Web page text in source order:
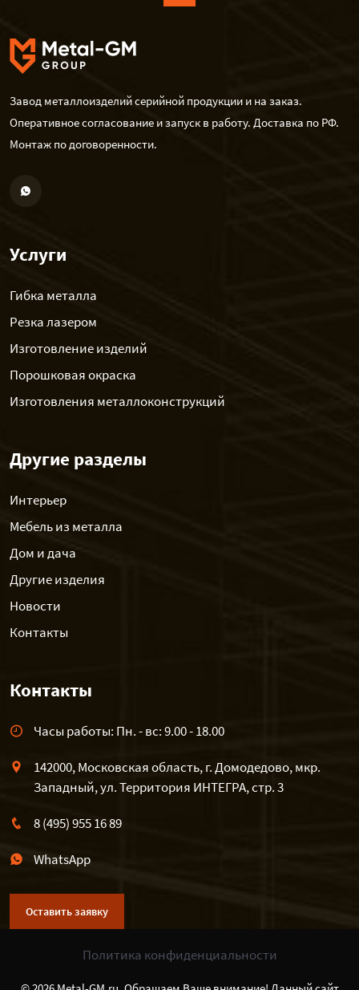
Завод металлоизделий серийной продукции и на заказ.
Оперативное согласование и запуск в работу. Доставка по РФ.
Монтаж по договоренности.
Услуги
Гибка металла
Резка лазером
Изготовление изделий
Порошковая окраска
Изготовления металлоконструкций
Другие разделы
Интерьер
Мебель из металла
Дом и дача
Другие изделия
Новости
Контакты
Контакты
Часы работы: Пн. - вс: 9.00 - 18.00
142000, Московская область, г. Домодедово, мкр.
Западный, ул. Территория ИНТЕГРА, стр. 3
8 (495) 955 16 89
WhatsApp
Оставить заявку
Политика конфиденциальности